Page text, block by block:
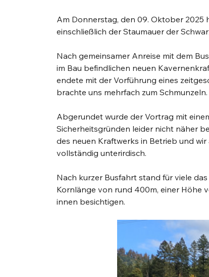
Am Donnerstag, den 09. Oktober 2025
einschließlich der Staumauer der
Nach gemeinsamer Anreise mit dem
im Bau befindlichen neuen
endete mit der Vorführung eines
brachte uns mehrfach zum Schmunzeln.
Abgerundet wurde der Vortrag mit
Sicherheitsgründen leider nicht näher
des neuen Kraftwerks in Betrieb und
vollständig unterirdisch.
Nach kurzer Busfahrt stand für viele
Kornlänge von rund 400m, einer Höhe
innen besichtigen.